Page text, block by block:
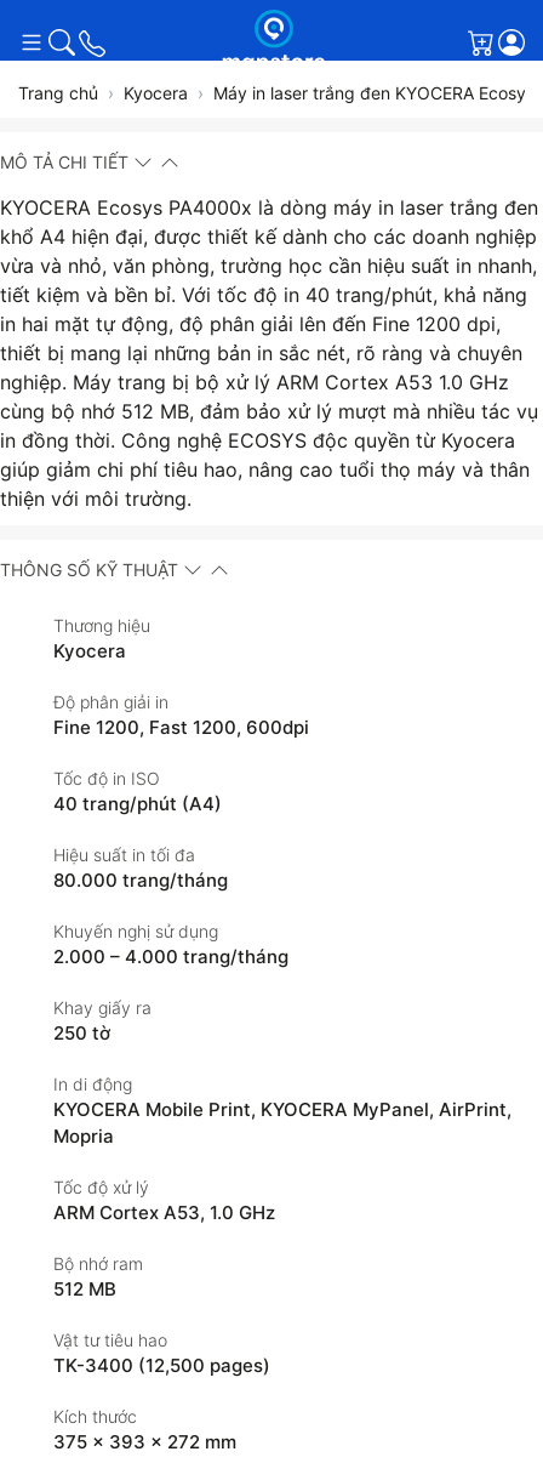
Giỏ
Trang chủ Kyocera Máy in laser trắng đen KYOCERA
MÔ TẢ CHI TIẾT
KYOCERA Ecosys PA4000x là dòng máy in laser trắng đen
khổ A4 hiện đại, được thiết kế dành cho các doanh nghiệp
vừa và nhỏ, văn phòng, trường học cần hiệu suất in nhanh,
tiết kiệm và bền bỉ. Với tốc độ in 40 trang/phút, khả năng
in hai mặt tự động, độ phân giải lên đến Fine 1200 dpi,
thiết bị mang lại những bản in sắc nét, rõ ràng và chuyên
nghiệp. Máy trang bị bộ xử lý ARM Cortex A53 1.0 GHz
cùng bộ nhớ 512 MB, đảm bảo xử lý mượt mà nhiều tác vụ
in đồng thời. Công nghệ ECOSYS độc quyền từ Kyocera
giúp giảm chi phí tiêu hao, nâng cao tuổi thọ máy và thân
thiện với môi trường.
THÔNG SỐ KỸ THUẬT
Thương hiệu
Kyocera
Độ phân giải in
Fine 1200, Fast 1200, 600dpi
Tốc độ in ISO
40 trang/phút (A4)
Hiệu suất in tối đa
80.000 trang/tháng
Khuyến nghị sử dụng
2.000 – 4.000 trang/tháng
Khay giấy ra
250 tờ
In di động
KYOCERA Mobile Print, KYOCERA MyPanel, AirPrint,
Mopria
Tốc độ xử lý
ARM Cortex A53, 1.0 GHz
Bộ nhớ ram
512 MB
Vật tư tiêu hao
TK-3400 (12,500 pages)
Kích thước
375 × 393 × 272 mm